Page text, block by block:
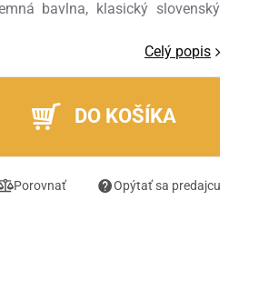
bavlna, klasický slovenský
Celý popis
DO KOŠÍKA
Porovnať Opýtať sa predajcu